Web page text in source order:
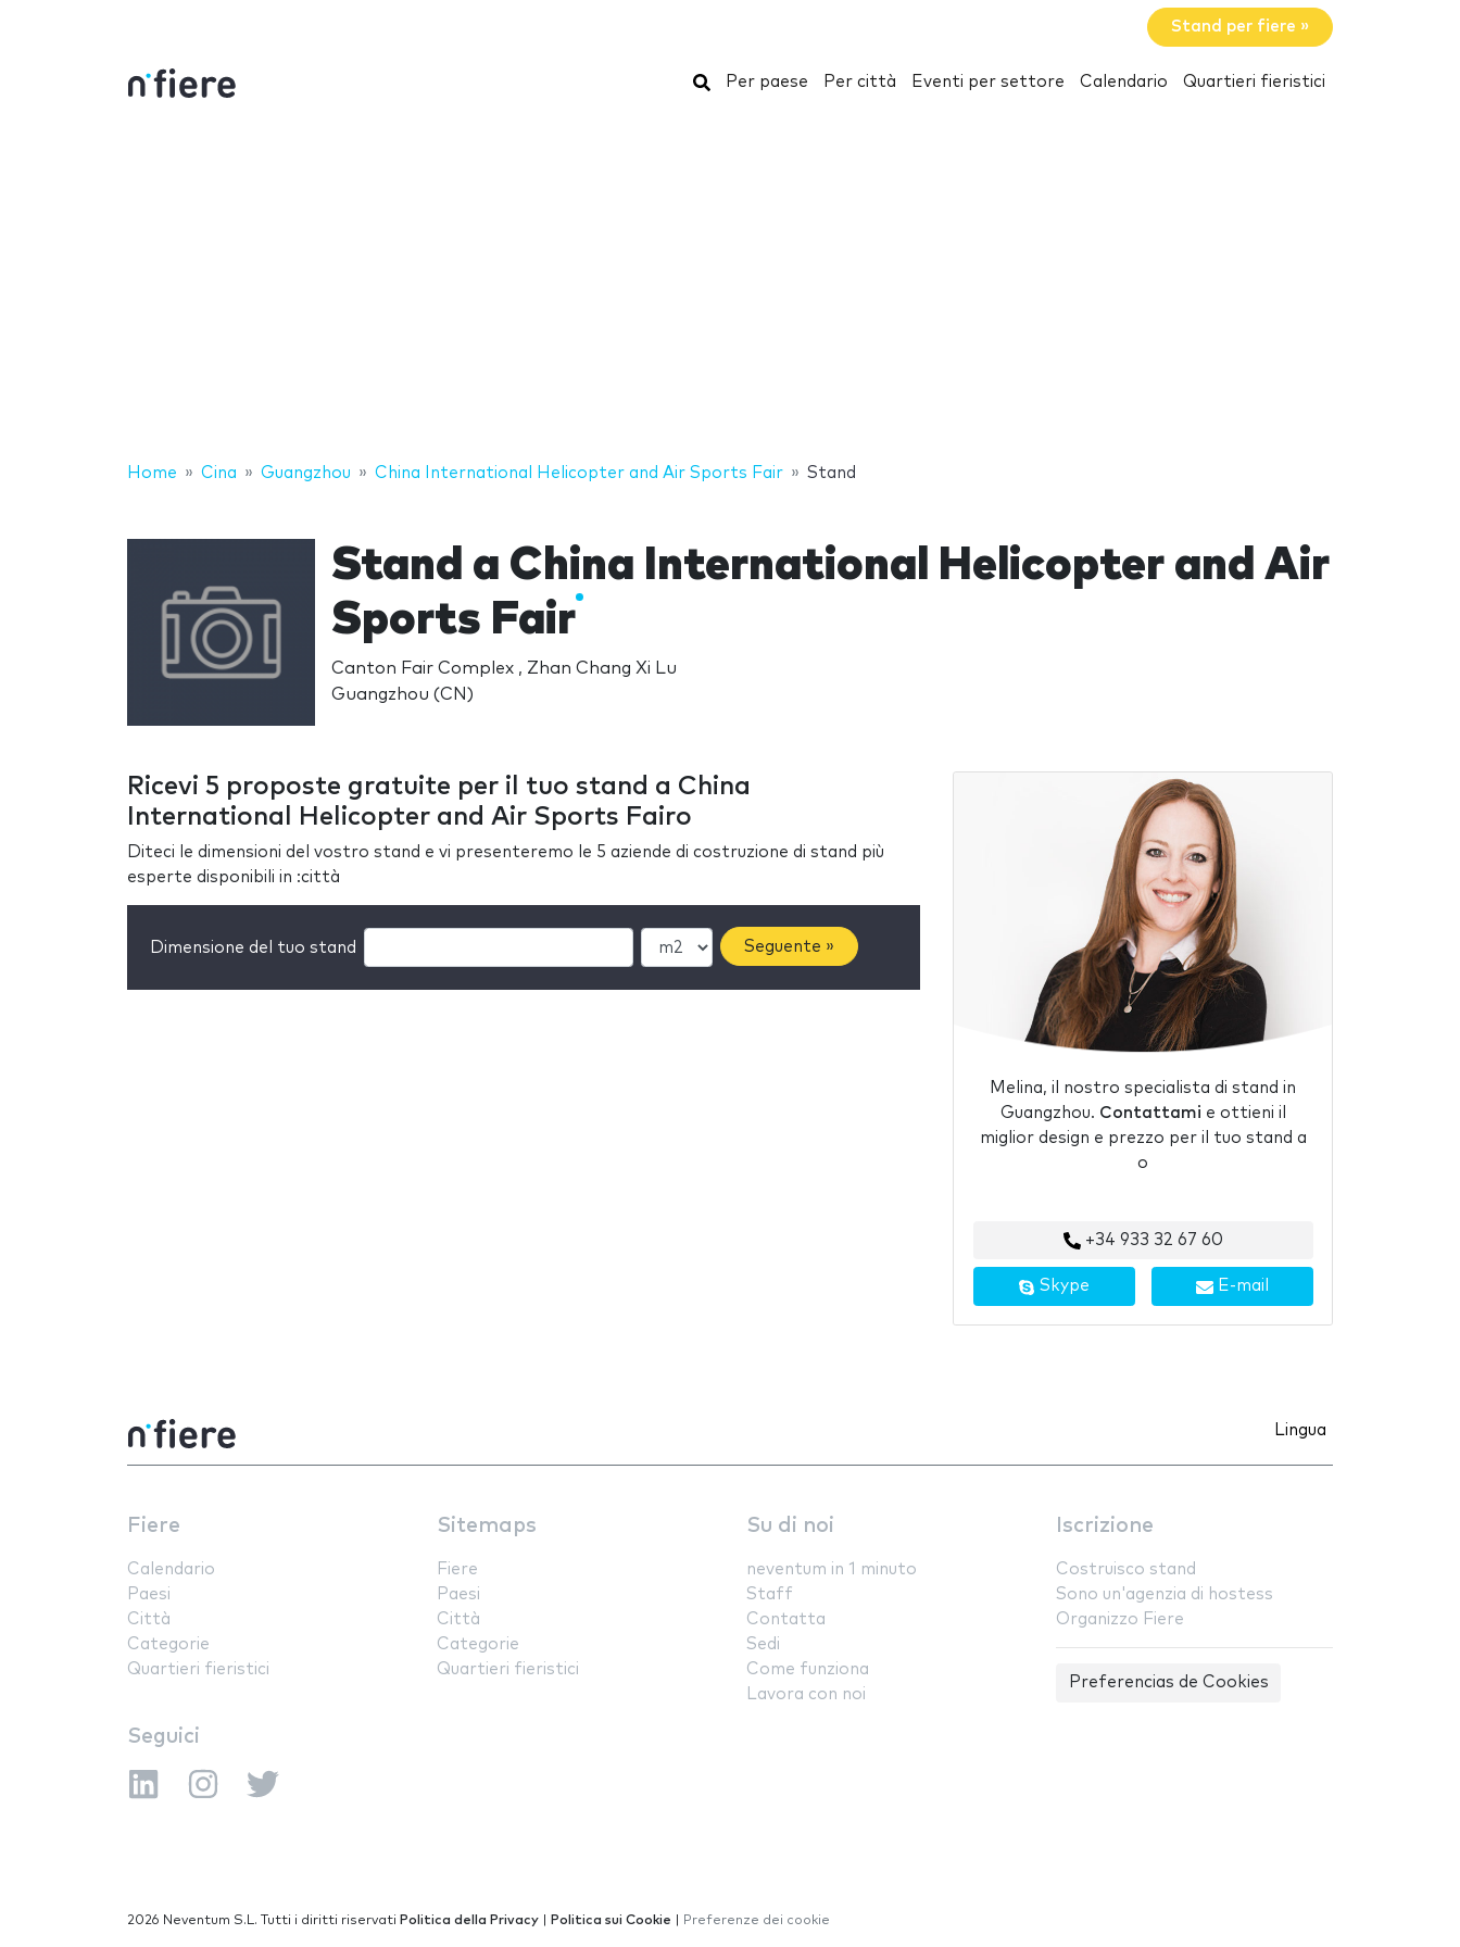
Stand per fiere »
Cerca
Per paese Per città Eventi per settore Calendario Quartieri fieristici
Home Cina Guangzhou China International Helicopter and Air Sports Fair Stand
Stand a China International Helicopter and Air
Sports Fair
Canton Fair Complex , Zhan Chang Xi Lu
Guangzhou (CN)
Ricevi 5 proposte gratuite per il tuo stand a China
International Helicopter and Air Sports Fairo
Diteci le dimensioni del vostro stand e vi presenteremo le 5 aziende di costruzione di stand più
esperte disponibili in :città
Dimensione del tuo stand Seguente »
Melina, il nostro specialista di stand in
Guangzhou. Contattami e ottieni il
miglior design e prezzo per il tuo stand a
o
+34 933 32 67 60
Skype E-mail
Lingua
Fiere
Calendario
Paesi
Città
Categorie
Quartieri fieristici
Sitemaps
Fiere
Paesi
Città
Categorie
Quartieri fieristici
Su di noi
neventum in 1 minuto
Staff
Contatta
Sedi
Come funziona
Lavora con noi
Iscrizione
Costruisco stand
Sono un'agenzia di hostess
Organizzo Fiere
Preferencias de Cookies
Seguici
2026 Neventum S.L. Tutti i diritti riservati Politica della Privacy Politica sui Cookie Preferenze dei cookie